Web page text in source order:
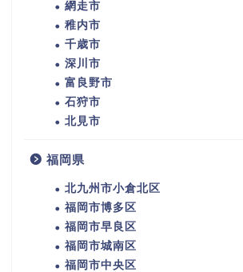
網走市
稚内市
千歳市
深川市
富良野市
石狩市
北見市
福岡県
北九州市小倉北区
福岡市博多区
福岡市早良区
福岡市城南区
福岡市中央区